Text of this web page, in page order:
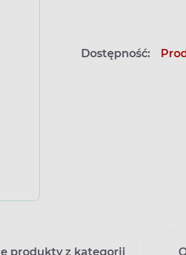
Dostępność:
produkty z kategorii